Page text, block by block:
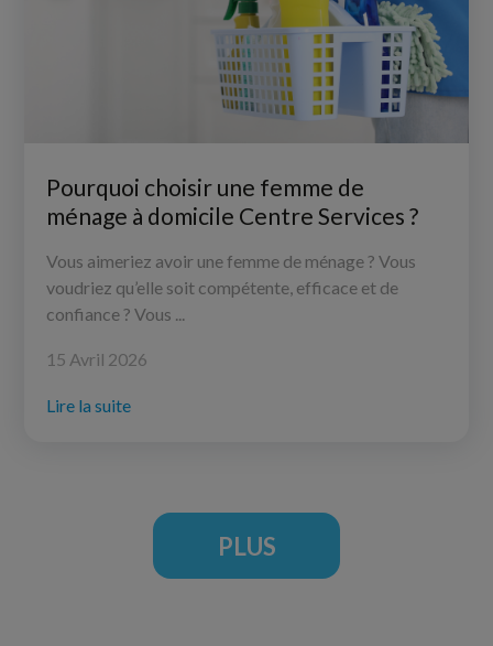
Pourquoi choisir une femme de
ménage à domicile Centre Services ?
Vous aimeriez avoir une femme de ménage ? Vous
voudriez qu’elle soit compétente, efficace et de
confiance ? Vous ...
15 Avril 2026
Lire la suite
PLUS